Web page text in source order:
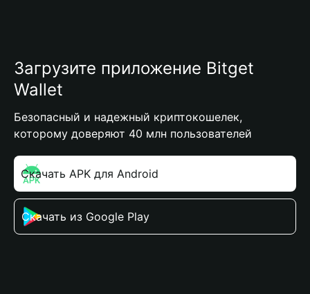
Загрузите приложение Bitget
Wallet
Безопасный и надежный криптокошелек,
которому доверяют 40 млн пользователей
Скачать APK для Android
Скачать из Google Play